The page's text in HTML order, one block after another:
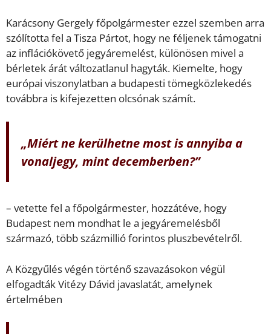
Karácsony Gergely főpolgármester ezzel szemben arra
szólította fel a Tisza Pártot, hogy ne féljenek támogatni
az inflációkövető jegyáremelést, különösen mivel a
bérletek árát változatlanul hagyták. Kiemelte, hogy
európai viszonylatban a budapesti tömegközlekedés
továbbra is kifejezetten olcsónak számít.
„Miért ne kerülhetne most is annyiba a
vonaljegy, mint decemberben?”
– vetette fel a főpolgármester, hozzátéve, hogy
Budapest nem mondhat le a jegyáremelésből
származó, több százmillió forintos pluszbevételről.
A Közgyűlés végén történő szavazásokon végül
elfogadták Vitézy Dávid javaslatát, amelynek
értelmében